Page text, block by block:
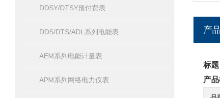
DDSY/DTSY预付费表
DDS/DTS/ADL系列电能表
AEM系列电能计量表
APM系列网络电力仪表
产
标
产